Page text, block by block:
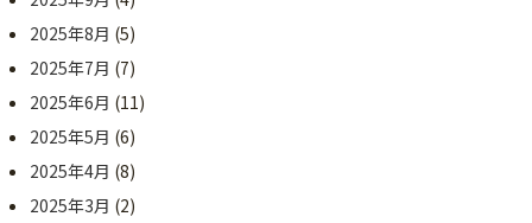
2025年8月 (5)
2025年7月 (7)
2025年6月 (11)
2025年5月 (6)
2025年4月 (8)
2025年3月 (2)